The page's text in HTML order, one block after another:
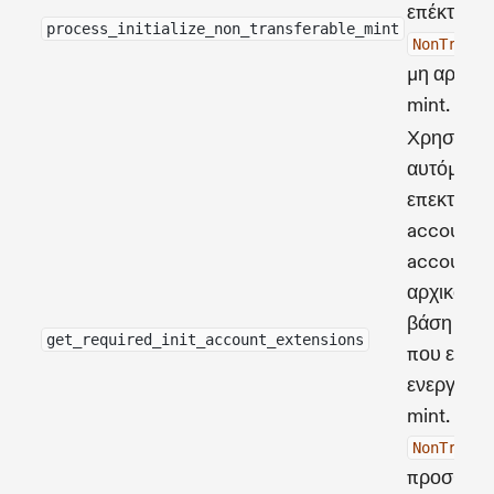
process_initialize_non_transferable_mint
μη
mint.
get_required_init_account_extensions
account
accounts
βάση τις
που είναι
mint. Για
προσθέτει